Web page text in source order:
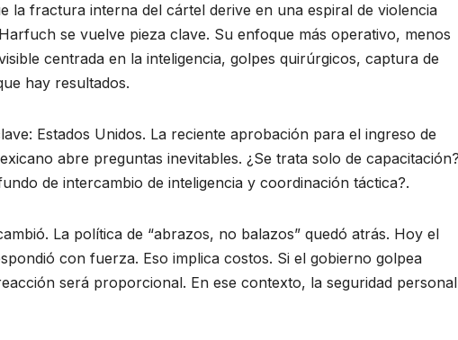
la fractura interna del cártel derive en una espiral de violencia
se vuelve pieza clave. Su enfoque más operativo, menos
centrada en la inteligencia, golpes quirúrgicos, captura de
hay resultados.
Estados Unidos. La reciente aprobación para el ingreso de
abre preguntas inevitables. ¿Se trata solo de
de intercambio de inteligencia y coordinación táctica?.
La política de “abrazos, no balazos” quedó atrás. Hoy el
con fuerza. Eso implica costos. Si el gobierno golpea
será proporcional. En ese contexto, la seguridad